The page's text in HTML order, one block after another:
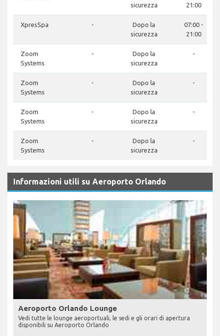
sicurezza
21:00
XpresSpa -
Dopo la
sicurezza
07:00 -
21:00
Zoom
Systems
-
Dopo la
sicurezza
-
Zoom
Systems
-
Dopo la
sicurezza
-
Zoom
Systems
-
Dopo la
sicurezza
-
Zoom
Systems
-
Dopo la
sicurezza
-
Informazioni utili su Aeroporto Orlando
Aeroporto Orlando Lounge
Vedi tutte le lounge aeroportuali, le sedi e gli orari di apertura
disponibili su Aeroporto Orlando